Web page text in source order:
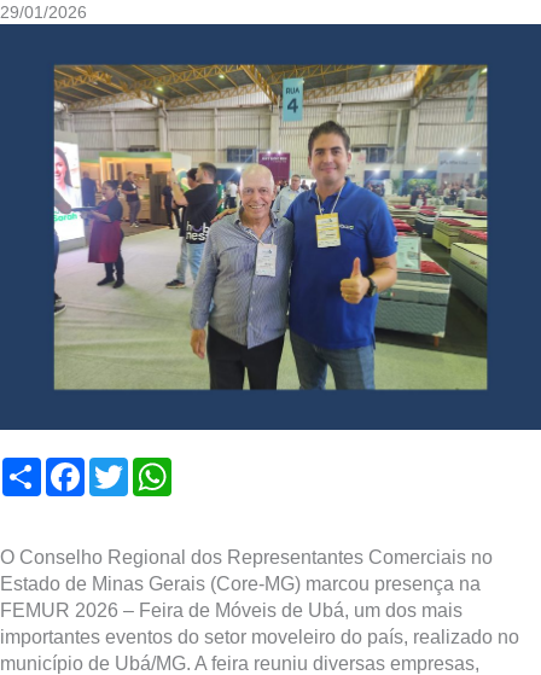
29/01/2026
Compartilhar
Facebook
Twitter
O Conselho Regional dos Representantes Comerciais no
Estado de Minas Gerais (Core-MG) marcou presença na
FEMUR 2026 – Feira de Móveis de Ubá, um dos mais
importantes eventos do setor moveleiro do país, realizado no
município de Ubá/MG. A feira reuniu diversas empresas,